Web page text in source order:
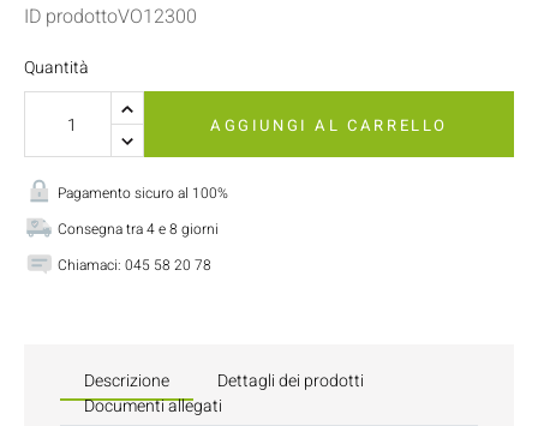
ID prodottoVO12300
Quantità
AGGIUNGI AL CARRELLO
Pagamento sicuro al 100%
Consegna tra 4 e 8 giorni
Chiamaci: 045 58 20 78
Descrizione
Dettagli dei prodotti
Documenti allegati